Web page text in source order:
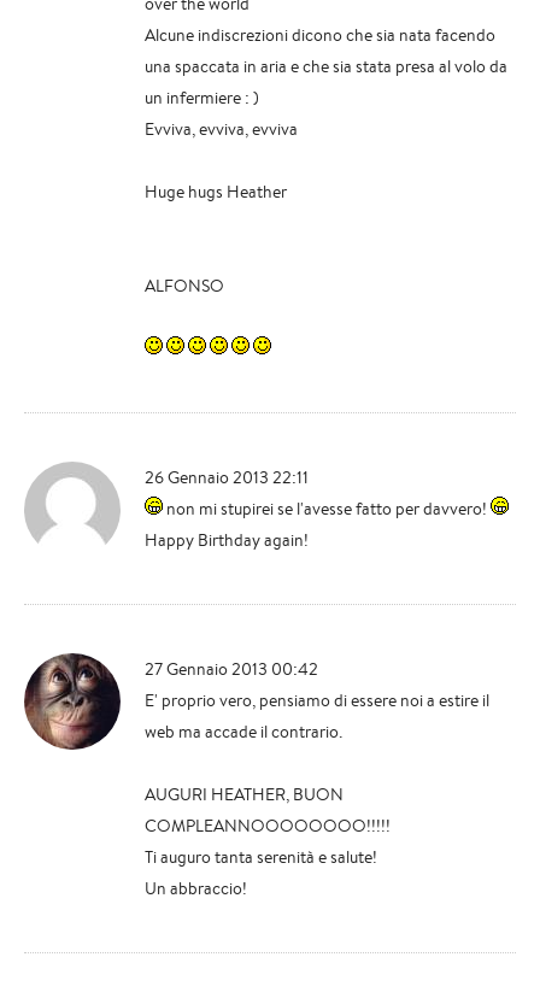
Alcune indiscrezioni dicono che sia nata facendo
una spaccata in aria e che sia stata presa al volo da
un infermiere : )
Evviva, evviva, evviva
Huge hugs Heather
ALFONSO
26 Gennaio 2013 22:11
non mi stupirei se l'avesse fatto per davvero!
Happy Birthday again!
27 Gennaio 2013 00:42
E' proprio vero, pensiamo di essere noi a estire il
web ma accade il contrario.
AUGURI HEATHER, BUON
COMPLEANNOOOOOOOO!!!!!
Ti auguro tanta serenità e salute!
Un abbraccio!